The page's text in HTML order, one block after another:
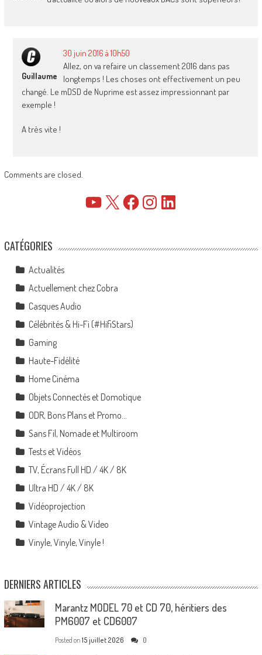
Guillaume
30 juin 2016 à 10h50
Allez, on va refaire un classement 2016 dans pas
longtemps ! Les choses ont effectivement un peu
changé. Le mDSD de Nuprime est assez impressionnant par
exemple !
A très vite !
Comments are closed.
YouTube FacebookInstagramLinkedIn
CATÉGORIES
Actualités
Actuellement chez Cobra
Casques Audio
Célébrités & Hi-Fi (#HifiStars)
Gaming
Haute-Fidélité
Home Cinéma
Objets Connectés et Domotique
ODR, Bons Plans et Promo…
Sans Fil, Nomade et Multiroom
Tests et Vidéos
TV, Écrans Full HD / 4K / 8K
Ultra HD / 4K / 8K
Vidéoprojection
Vintage Audio & Video
Vinyle, Vinyle, Vinyle !
DERNIERS ARTICLES
Marantz MODEL 70 et CD 70, héritiers des
PM6007 et CD6007
Posted on 15 juillet 2026 0